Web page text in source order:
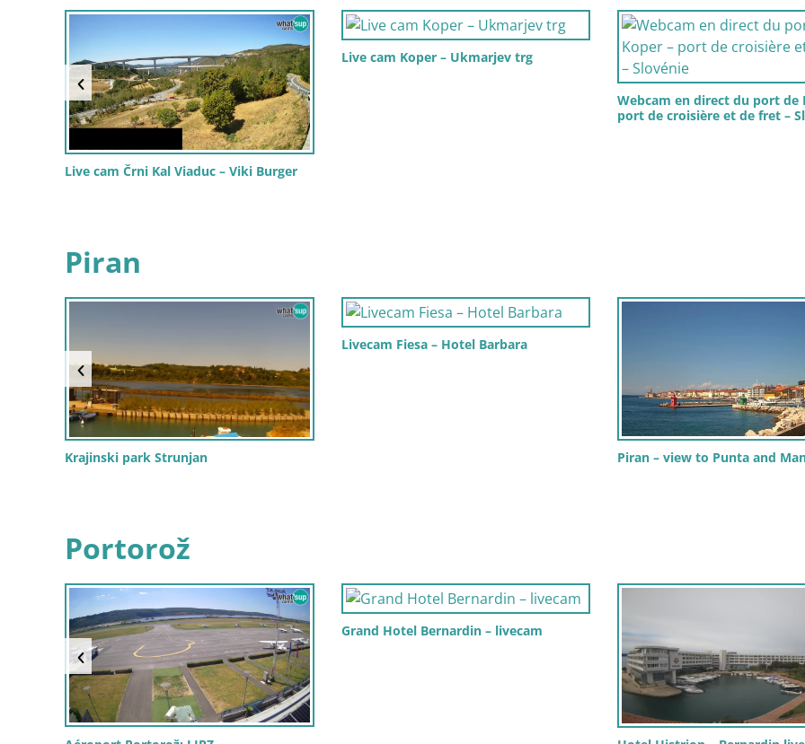
Live cam Črni Kal Viaduc – Viki Burger
Live cam Koper – Ukmarjev trg
Webcam en direct du port de
port de croisière et de fret –
Piran
Krajinski park Strunjan
Livecam Fiesa – Hotel Barbara
Piran – view to Punta and
Portorož
Grand Hotel Bernardin – livecam